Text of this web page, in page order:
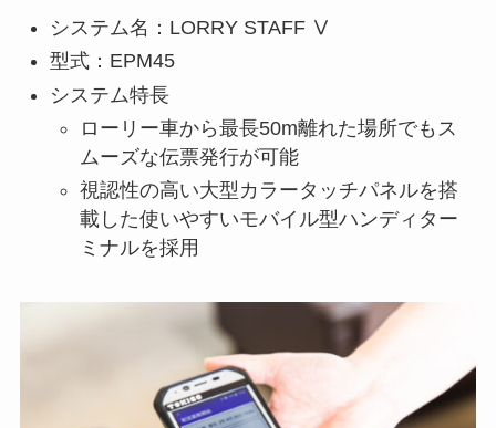
システム名：LORRY STAFF Ⅴ
型式：EPM45
システム特長
ローリー車から最長50m離れた場所でもス
ムーズな伝票発行が可能
視認性の高い大型カラータッチパネルを搭
載した使いやすいモバイル型ハンディター
ミナルを採用